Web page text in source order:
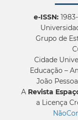
e-ISSN:1983-
Grupo de
Cidade
Educação –
João
A Revista
a Licença